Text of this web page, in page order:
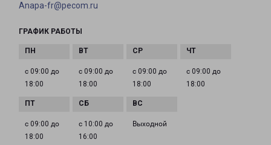
Anapa-fr@pecom.ru
ГРАФИК РАБОТЫ
с 09:00 до
18:00
с 09:00 до
18:00
с 09:00 до
18:00
с 09:00 до
18:00
с 09:00 до
18:00
с 10:00 до
16:00
Выходной